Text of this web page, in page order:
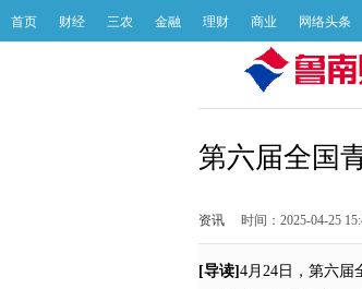
首页 财经 三农 金融 理财 商业 网络头条
第六届全国
资讯 时间：2025-04-25
[导读] 4月24日，第六届